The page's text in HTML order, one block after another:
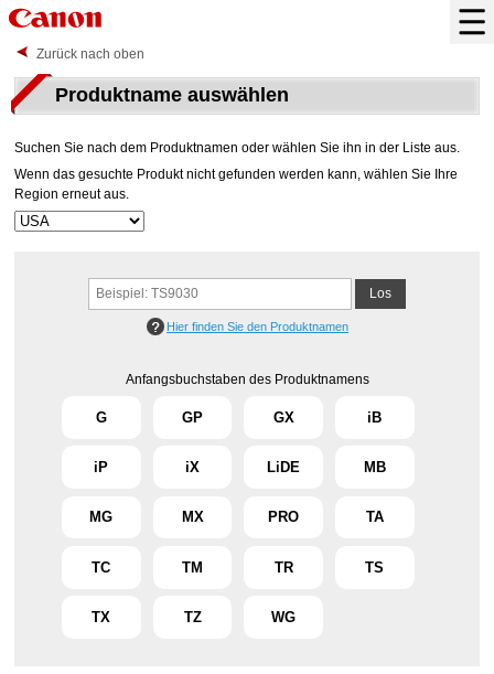
Zurück nach oben
Produktname auswählen
Suchen Sie nach dem Produktnamen oder wählen Sie ihn in der Liste aus.
Wenn das gesuchte Produkt nicht gefunden werden kann, wählen Sie Ihre
Region erneut aus.
Hier finden Sie den Produktnamen
Anfangsbuchstaben des Produktnamens
G GP GX iB
iP iX LiDE MB
MG MX PRO TA
TC TM TR TS
TX TZ WG